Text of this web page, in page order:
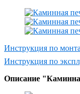
Инструкция по
Инструкция по
Описание